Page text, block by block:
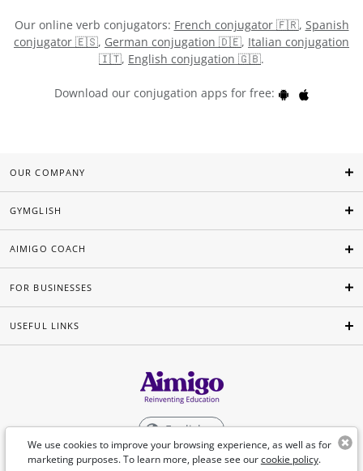
Our online verb conjugators: French conjugator 🇫🇷, Spanish
conjugator 🇪🇸, German conjugation 🇩🇪, Italian conjugation
🇮🇹, English conjugation 🇬🇧.
Download our conjugation apps for free:
We use cookies to improve your browsing experience, as well as for
marketing purposes. To learn more, please see ourcookie policy.
OUR COMPANY
GYMGLISH
AIMIGO COACH
FOR BUSINESSES
USEFUL LINKS
English
©Aimigo 2026